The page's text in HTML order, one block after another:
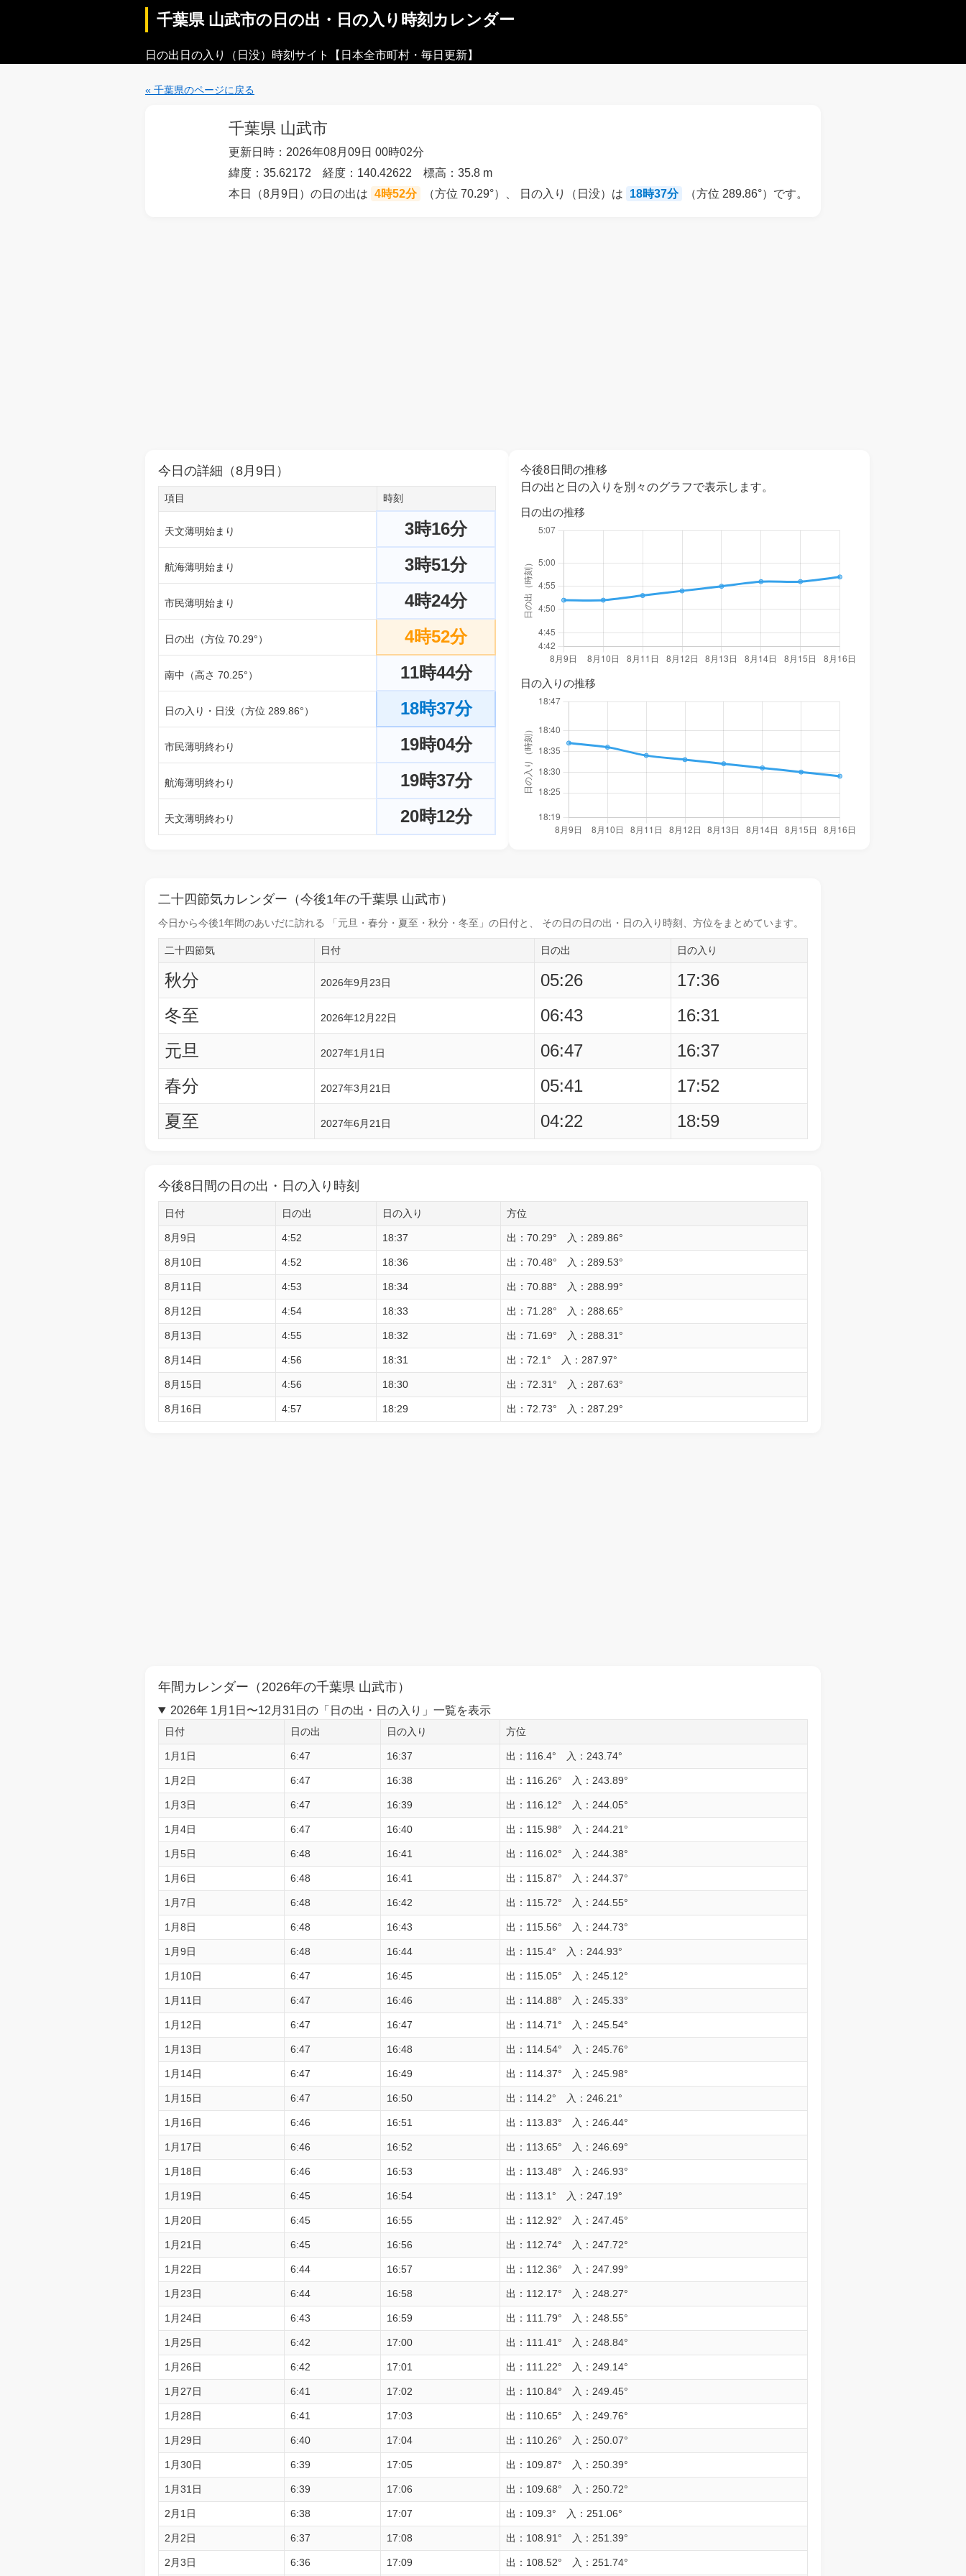
千葉県 山武市の日の出・日の入り時刻カレンダー
日の出日の入り（日没）時刻サイト【日本全市町村・毎日更新】
« 千葉県のページに戻る
千葉県 山武市
更新日時：2026年08月09日 00時02分
緯度：35.62172 経度：140.42622 標高：35.8 m
本日（8月9日）の日の出は 4時52分 （方位 70.29°）、 日の入り（日没）は 18時37分 （方位 289.86°）です。
今日の詳細（8月9日）
項目 時刻
天文薄明始まり 3時16分
航海薄明始まり 3時51分
市民薄明始まり 4時24分
日の出（方位 70.29°） 4時52分
南中（高さ 70.25°） 11時44分
日の入り・日没（方位 289.86°） 18時37分
市民薄明終わり 19時04分
航海薄明終わり 19時37分
天文薄明終わり 20時12分
今後8日間の推移
日の出と日の入りを別々のグラフで表示します。
日の出の推移
日の入りの推移
二十四節気カレンダー（今後1年の千葉県 山武市）
今日から今後1年間のあいだに訪れる 「元旦・春分・夏至・秋分・冬至」の日付と、 その日の日の出・日の入り時刻 、方位をまとめています。
二十四節気 日付 日の出 日の入り
秋分 2026年9月23日 05:26
17:36
冬至
2026年12月22日 06:43
16:31
元旦
2027年1月1日 06:47
16:37
春分
2027年3月21日 05:41
17:52
夏至
2027年6月21日 04:22 18:59
今後8日間の日の出・日の入り時刻
日付 日の出 日の入り 方位
8月9日 4:52 18:37 出：70.29° 入：289.86°
8月10日 4:52 18:36 出：70.48° 入：289.53°
8月11日 4:53 18:34 出：70.88° 入：288.99°
8月12日 4:54 18:33 出：71.28° 入：288.65°
8月13日 4:55 18:32 出：71.69° 入：288.31°
8月14日 4:56 18:31 出：72.1° 入：287.97°
8月15日 4:56 18:30 出：72.31° 入：287.63°
8月16日 4:57 18:29 出：72.73° 入：287.29°
年間カレンダー（2026年の千葉県 山武市）
2026年 1月1日〜12月31日の「日の出・日の入り」一覧を表示
日付 日の出 日の入り 方位
1月1日 6:47 16:37 出：116.4° 入：243.74°
1月2日 6:47 16:38 出：116.26° 入：243.89°
1月3日 6:47 16:39 出：116.12° 入：244.05°
1月4日 6:47 16:40 出：115.98° 入：244.21°
1月5日 6:48 16:41 出：116.02° 入：244.38°
1月6日 6:48 16:41 出：115.87° 入：244.37°
1月7日 6:48 16:42 出：115.72° 入：244.55°
1月8日 6:48 16:43 出：115.56° 入：244.73°
1月9日 6:48 16:44 出：115.4° 入：244.93°
1月10日 6:47 16:45 出：115.05° 入：245.12°
1月11日 6:47 16:46 出：114.88° 入：245.33°
1月12日 6:47 16:47 出：114.71° 入：245.54°
1月13日 6:47 16:48 出：114.54° 入：245.76°
1月14日 6:47 16:49 出：114.37° 入：245.98°
1月15日 6:47 16:50 出：114.2° 入：246.21°
1月16日 6:46 16:51 出：113.83° 入：246.44°
1月17日 6:46 16:52 出：113.65° 入：246.69°
1月18日 6:46 16:53 出：113.48° 入：246.93°
1月19日 6:45 16:54 出：113.1° 入：247.19°
1月20日 6:45 16:55 出：112.92° 入：247.45°
1月21日 6:45 16:56 出：112.74° 入：247.72°
1月22日 6:44 16:57 出：112.36° 入：247.99°
1月23日 6:44 16:58 出：112.17° 入：248.27°
1月24日 6:43 16:59 出：111.79° 入：248.55°
1月25日 6:42 17:00 出：111.41° 入：248.84°
1月26日 6:42 17:01 出：111.22° 入：249.14°
1月27日 6:41 17:02 出：110.84° 入：249.45°
1月28日 6:41 17:03 出：110.65° 入：249.76°
1月29日 6:40 17:04 出：110.26° 入：250.07°
1月30日 6:39 17:05 出：109.87° 入：250.39°
1月31日 6:39 17:06 出：109.68° 入：250.72°
2月1日 6:38 17:07 出：109.3° 入：251.06°
2月2日 6:37 17:08 出：108.91° 入：251.39°
2月3日 6:36 17:09 出：108.52° 入：251.74°